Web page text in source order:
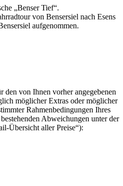
„Benser Tief“.
von Bensersiel nach Esens
aufgenommen.
den von Ihnen vorher angegebenen
möglicher Extras oder möglicher
Rahmenbedingungen Ihres
Abweichungen unter der
Übersicht aller Preise“):